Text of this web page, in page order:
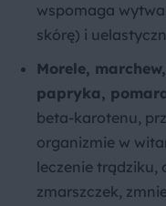
wspomaga
skórę) i
Morele,
papryka,
beta-karotenu,
organizmie w
leczenie trądziku,
zmarszczek,